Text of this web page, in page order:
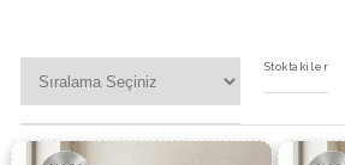
Stoktakiler